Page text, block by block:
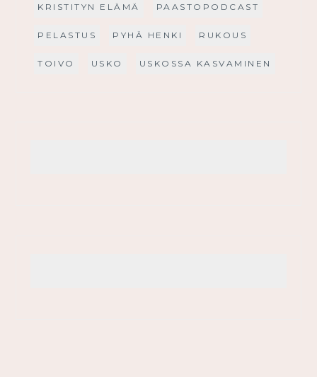
KRISTITYN ELÄMÄ PAASTOPODCAST
PELASTUS PYHÄ HENKI RUKOUS
TOIVO USKO USKOSSA KASVAMINEN